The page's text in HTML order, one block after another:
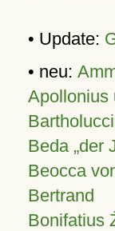
• Update:
• neu:
Apollonius
Beda „der
Beocca
Bertrand
Bonifatius